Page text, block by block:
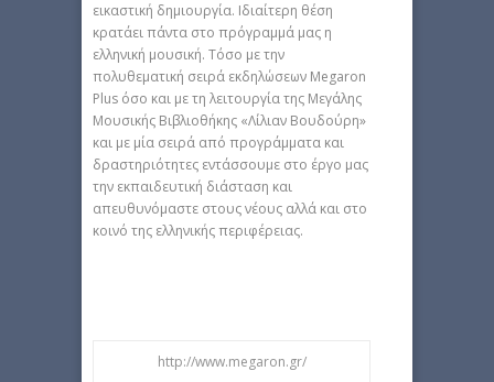
εικαστική δημιουργία. Ιδιαίτερη θέση
κρατάει πάντα στο πρόγραμμά μας η
ελληνική μουσική. Τόσο με την
πολυθεματική σειρά εκδηλώσεων Megaron
Plus όσο και με τη λειτουργία της Μεγάλης
Μουσικής Βιβλιοθήκης «Λίλιαν Βουδούρη»
και με μία σειρά από προγράμματα και
δραστηριότητες εντάσσουμε στο έργο μας
την εκπαιδευτική διάσταση και
απευθυνόμαστε στους νέους αλλά και στο
κοινό της ελληνικής περιφέρειας.
http://www.megaron.gr/